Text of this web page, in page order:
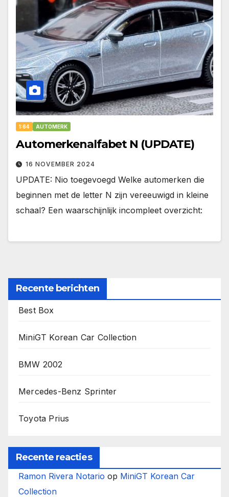
1:64 AUTOMERK
Automerkenalfabet N (UPDATE)
16 NOVEMBER 2024
UPDATE: Nio toegevoegd Welke automerken die
beginnen met de letter N zijn vereeuwigd in kleine
schaal? Een waarschijnlijk incompleet overzicht:
Recente berichten
Best Box
MiniGT Korean Car Collection
BMW 2002
Mercedes-Benz Sprinter
Toyota Prius
Recente reacties
Ramon Rivera Notario op MiniGT Korean Car
Collection